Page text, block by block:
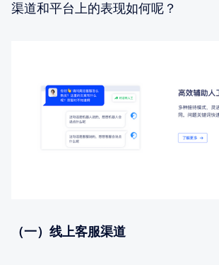
渠道和平台上的表现如何呢？
（一）线上客服渠道